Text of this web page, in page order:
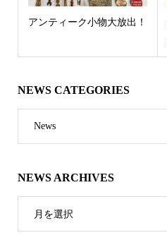
アンティーク小物大放出！
NEWS CATEGORIES
News
NEWS ARCHIVES
月を選択